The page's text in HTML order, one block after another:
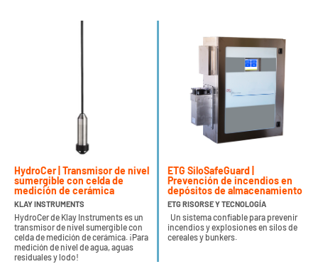
HydroCer | Transmisor de nivel
sumergible con celda de
medición de cerámica
KLAY INSTRUMENTS
HydroCer de Klay Instruments es un
transmisor de nivel sumergible con
celda de medición de cerámica. ¡Para
medición de nivel de agua, aguas
residuales y lodo!
ETG SiloSafeGuard |
Prevención de incendios en
depósitos de almacenamiento
ETG RISORSE Y TECNOLOGÍA
Un sistema confiable para prevenir
incendios y explosiones en silos de
cereales y bunkers.